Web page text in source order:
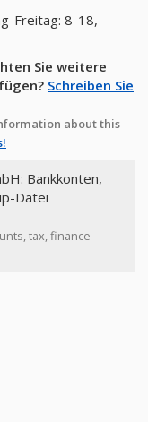
Freitag: 8-18,
Sie weitere
Schreiben Sie
about this
: Bankkonten,
Datei
tax, finance